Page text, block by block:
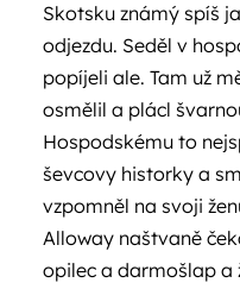
Skotsku známý spíš
odjezdu. Seděl v
popíjeli ale. Tam už
osmělil a plácl
Hospodskému to
ševcovy historky a
vzpomněl na svoji
Alloway naštvaně
opilec a darmošlap a